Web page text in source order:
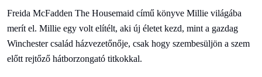
Freida McFadden The Housemaid című könyve Millie világába
merít el. Millie egy volt elítélt, aki új életet kezd, mint a gazdag
Winchester család házvezetőnője, csak hogy szembesüljön a szem
előtt rejtőző hátborzongató titkokkal.